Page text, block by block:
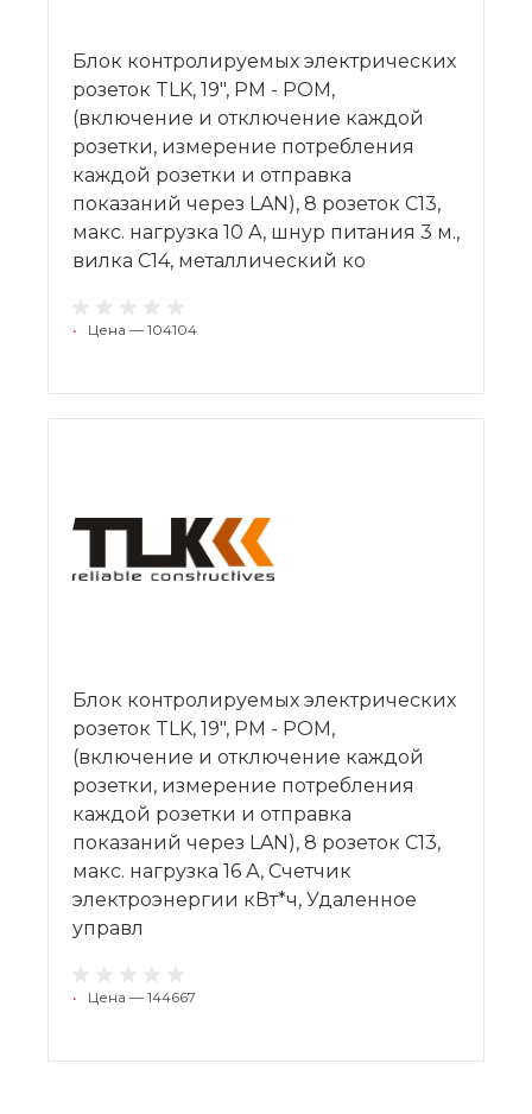
Блок контролируемых электрических
розеток TLK, 19", PM - POM,
(включение и отключение каждой
розетки, измерение потребления
каждой розетки и отправка
показаний через LAN), 8 розеток C13,
макс. нагрузка 10 А, шнур питания 3 м.,
вилка С14, металлический ко
• Цена — 104104
Блок контролируемых электрических
розеток TLK, 19", PM - POM,
(включение и отключение каждой
розетки, измерение потребления
каждой розетки и отправка
показаний через LAN), 8 розеток C13,
макс. нагрузка 16 А, Счетчик
электроэнергии кВт*ч, Удаленное
управл
• Цена — 144667